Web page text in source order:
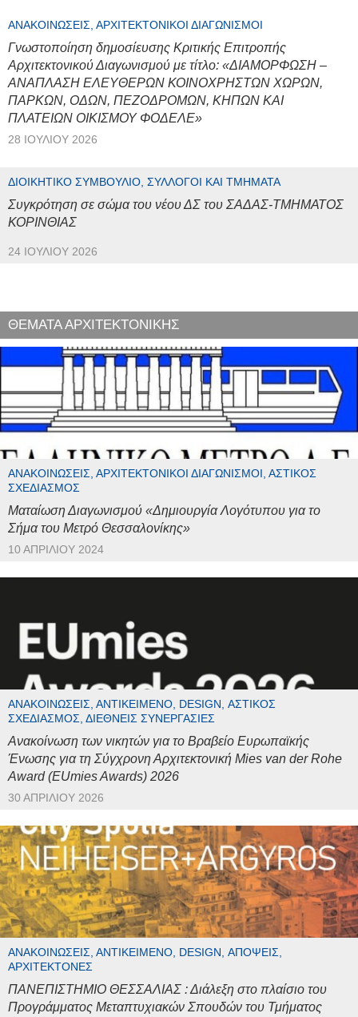
ΑΝΑΚΟΙΝΏΣΕΙΣ, ΑΡΧΙΤΕΚΤΟΝΙΚΟΊ ΔΙΑΓΩΝΙΣΜΟΊ
Γνωστοποίηση δημοσίευσης Κριτικής Επιτροπής
Αρχιτεκτονικού Διαγωνισμού με τίτλο: «ΔΙΑΜΟΡΦΩΣΗ –
ΑΝΑΠΛΑΣΗ ΕΛΕΥΘΕΡΩΝ ΚΟΙΝΟΧΡΗΣΤΩΝ ΧΩΡΩΝ,
ΠΑΡΚΩΝ, ΟΔΩΝ, ΠΕΖΟΔΡΟΜΩΝ, ΚΗΠΩΝ ΚΑΙ
ΠΛΑΤΕΙΩΝ ΟΙΚΙΣΜΟΥ ΦΟΔΕΛΕ»
28 ΙΟΥΛΊΟΥ 2026
ΔΙΟΙΚΗΤΙΚΌ ΣΥΜΒΟΎΛΙΟ, ΣΎΛΛΟΓΟΙ ΚΑΙ ΤΜΉΜΑΤΑ
Συγκρότηση σε σώμα του νέου ΔΣ του ΣΑΔΑΣ-ΤΜΗΜΑΤΟΣ
ΚΟΡΙΝΘΙΑΣ
24 ΙΟΥΛΊΟΥ 2026
ΘΕΜΑΤΑ ΑΡΧΙΤΕΚΤΟΝΙΚΗΣ
ΑΝΑΚΟΙΝΏΣΕΙΣ, ΑΡΧΙΤΕΚΤΟΝΙΚΟΊ ΔΙΑΓΩΝΙΣΜΟΊ, ΑΣΤΙΚΌΣ
ΣΧΕΔΙΑΣΜΌΣ
Ματαίωση Διαγωνισμού «Δημιουργία Λογότυπου για το
Σήμα του Μετρό Θεσσαλονίκης»
10 ΑΠΡΙΛΊΟΥ 2024
ΑΝΑΚΟΙΝΏΣΕΙΣ, ΑΝΤΙΚΕΊΜΕΝΟ, DESIGN, ΑΣΤΙΚΌΣ
ΣΧΕΔΙΑΣΜΌΣ, ΔΙΕΘΝΕΊΣ ΣΥΝΕΡΓΑΣΊΕΣ
Ανακοίνωση των νικητών για το Βραβείο Ευρωπαϊκής
Ένωσης για τη Σύγχρονη Αρχιτεκτονική Mies van der Rohe
Award (EUmies Awards) 2026
30 ΑΠΡΙΛΊΟΥ 2026
ΑΝΑΚΟΙΝΏΣΕΙΣ, ΑΝΤΙΚΕΊΜΕΝΟ, DESIGN, ΑΠΌΨΕΙΣ,
ΑΡΧΙΤΈΚΤΟΝΕΣ
ΠΑΝΕΠΙΣΤΗΜΙΟ ΘΕΣΣΑΛΙΑΣ : Διάλεξη στο πλαίσιο του
Προγράμματος Μεταπτυχιακών Σπουδών του Τμήματος